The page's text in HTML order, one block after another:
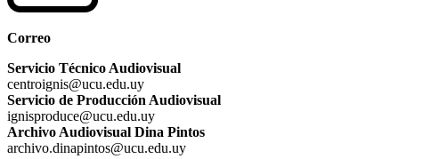
Correo
Servicio Técnico Audiovisual
centroignis@ucu.edu.uy
Servicio de Producción Audiovisual
ignisproduce@ucu.edu.uy
Archivo Audiovisual Dina Pintos
archivo.dinapintos@ucu.edu.uy